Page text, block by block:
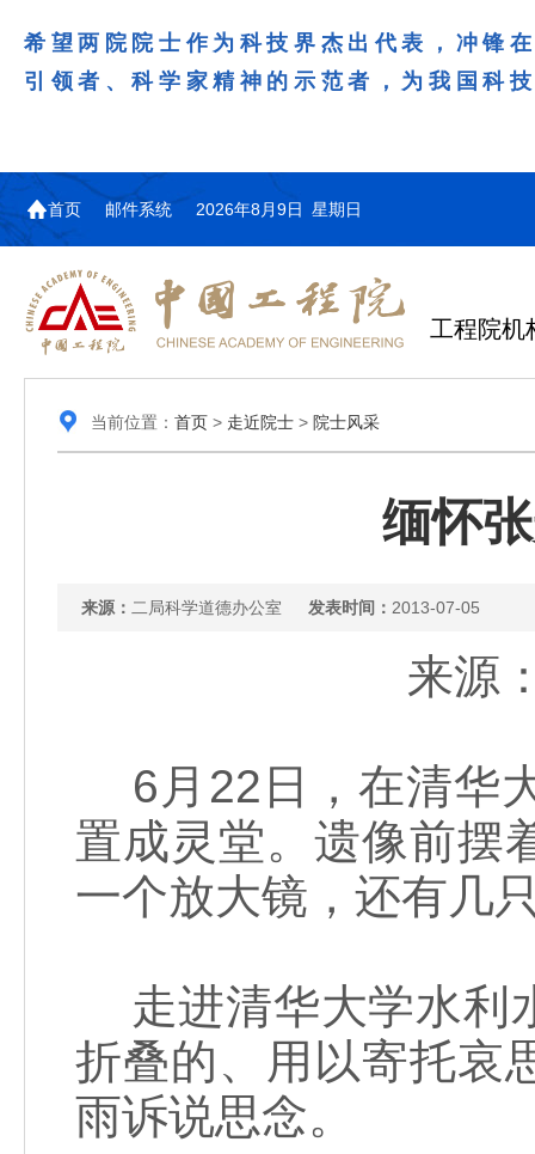
希望两院院士作为科技界杰出代表，冲锋
引领者、科学家精神的示范者，为我国科
首页 邮件系统 2026年8月9日 星期日
工程院机
当前位置： 首页> 走近院士> 院士风采
缅怀
来源： 二局科学道德办公室 发表时间： 2013-07-05
来源
6月22日，在清华
置成灵堂。遗像前摆
一个放大镜，还有几
走进清华大学水利
折叠的、用以寄托哀
雨诉说思念。